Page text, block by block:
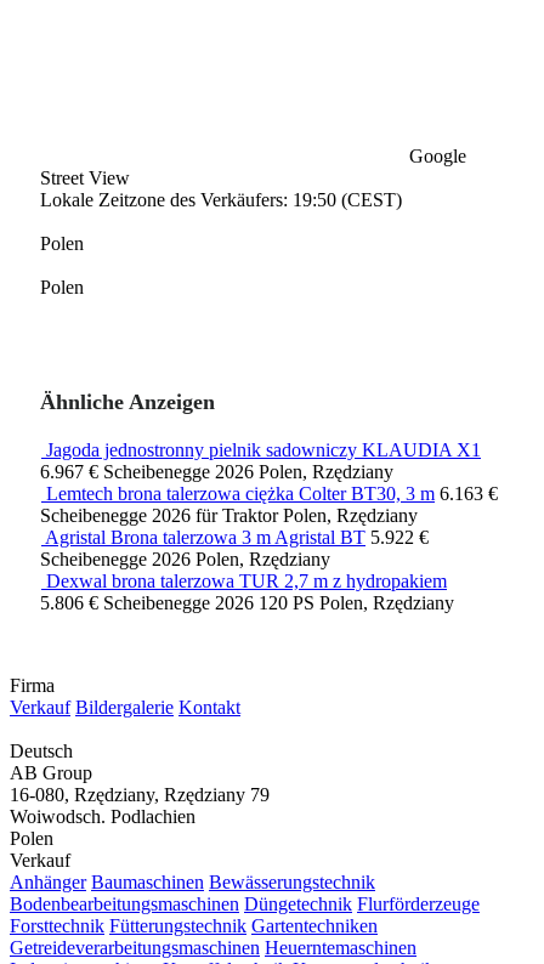
Google
Street View
Lokale Zeitzone des Verkäufers: 19:50 (CEST)
Polen
Polen
Ähnliche Anzeigen
Jagoda jednostronny pielnik sadowniczy KLAUDIA X1
6.967 € Scheibenegge 2026 Polen, Rzędziany
Lemtech brona talerzowa ciężka Colter BT30, 3 m 6.163 €
Scheibenegge 2026 für TraktorPolen, Rzędziany
Agristal Brona talerzowa 3 m Agristal BT 5.922 €
Scheibenegge 2026 Polen, Rzędziany
Dexwal brona talerzowa TUR 2,7 m z hydropakiem
5.806 € Scheibenegge 2026 120 PS Polen, Rzędziany
Firma
Verkauf Bildergalerie Kontakt
Deutsch
AB Group
16-080, Rzędziany, Rzędziany 79
Woiwodsch. Podlachien
Polen
Verkauf
Anhänger Baumaschinen Bewässerungstechnik
Bodenbearbeitungsmaschinen Düngetechnik Flurförderzeuge
Forsttechnik Fütterungstechnik Gartentechniken
Getreideverarbeitungsmaschinen Heuerntemaschinen